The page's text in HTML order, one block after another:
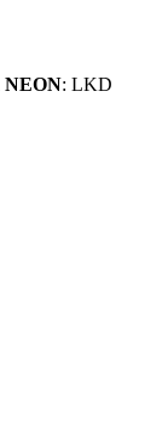
NEON: LKD